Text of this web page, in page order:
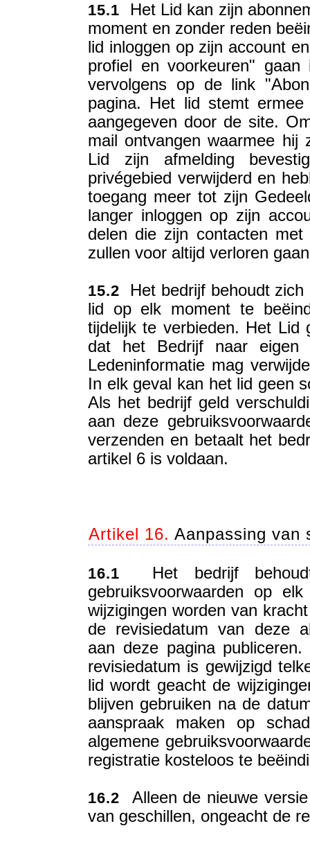
15.1 Het Lid kan zijn
moment en zonder reden
lid inloggen op zijn account
profiel en voorkeuren"
vervolgens op de link
pagina. Het lid stemt
aangegeven door de site.
mail ontvangen waarmee hij
Lid zijn afmelding
privégebied verwijderd en
toegang meer tot zijn
langer inloggen op zijn
delen die zijn contacten
zullen voor altijd verloren
15.2 Het bedrijf behoudt
lid op elk moment te
tijdelijk te verbieden. Het Lid
dat het Bedrijf naar eigen
Ledeninformatie mag
In elk geval kan het lid geen
Als het bedrijf geld
aan deze
verzenden en betaalt het
artikel 6 is voldaan.
Artikel 16. Aanpassing van
16.1 Het bedrijf
gebruiksvoorwaarden op
wijzigingen worden van
de revisiedatum van deze
aan deze pagina
revisiedatum is gewijzigd
lid wordt geacht de
blijven gebruiken na de
aanspraak maken op
algemene
registratie kosteloos te
16.2 Alleen de nieuwe
van geschillen, ongeacht de